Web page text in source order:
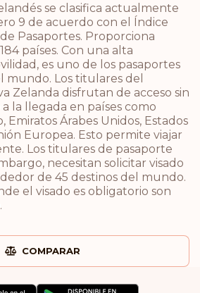
se clasifica actualmente
9 de acuerdo con el Índice
Pasaportes. Proporciona
países. Con una alta
es uno de los pasaportes
mundo. Los titulares del
Zelanda disfrutan de acceso sin
la llegada en países como
Emiratos Árabes Unidos, Estados
Europea. Esto permite viajar
Los titulares de pasaporte
necesitan solicitar visado
de 45 destinos del mundo.
el visado es obligatorio son
COMPARAR